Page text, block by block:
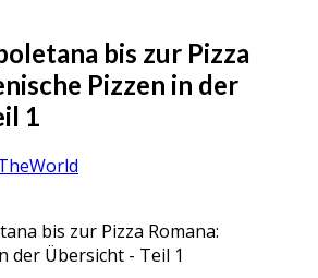
bis zur Pizza
Pizzen in der
1